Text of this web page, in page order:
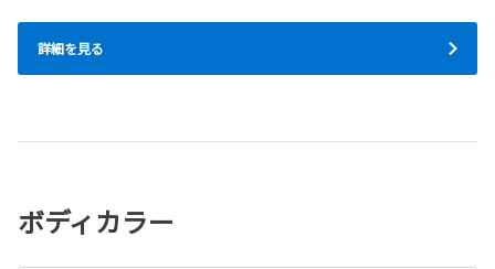
詳細を見る
ボディカラー